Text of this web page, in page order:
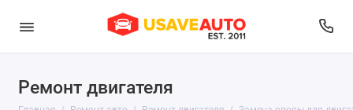
Ремонт двигателя
Диагностика